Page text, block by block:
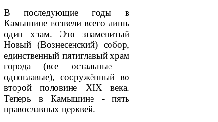
В последующие годы в
Камышине возвели все­го лишь
один храм. Это знаменитый
Новый (Воз­несенский) собор,
единственный пятиглавый храм
города (все остальные –
одноглавые), соору­жённый во
второй поло­вине XIX века.
Теперь в Камышине - пять
православных церквей.